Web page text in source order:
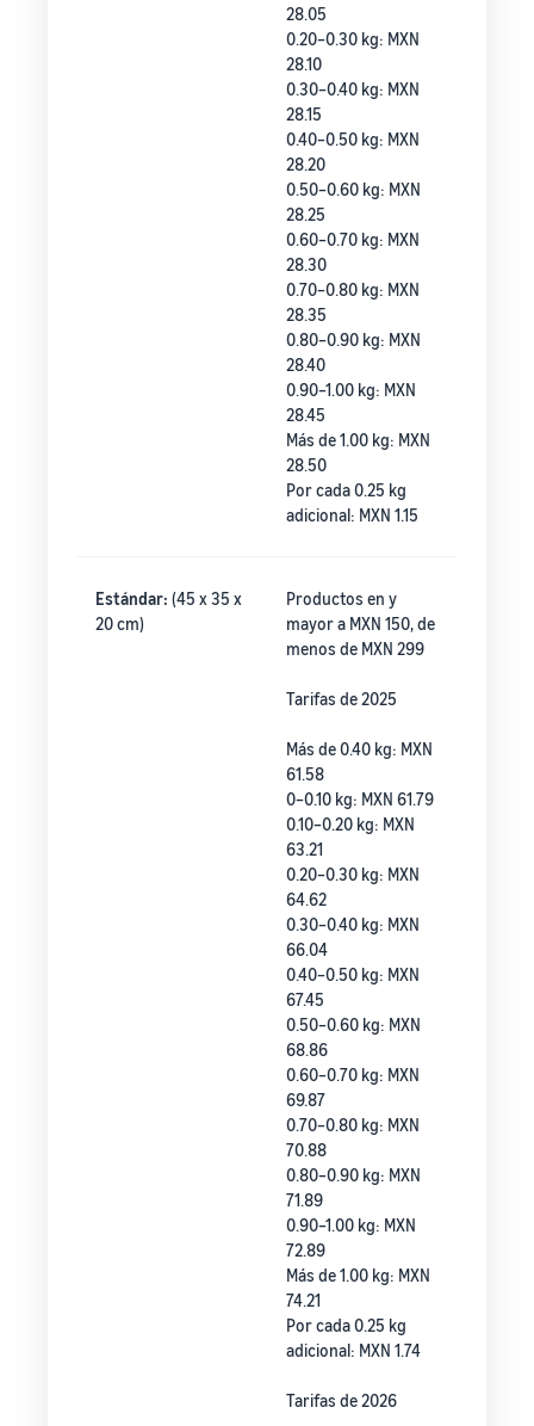
28.05
0.20–0.30 kg: MXN
28.10
0.30–0.40 kg: MXN
28.15
0.40–0.50 kg: MXN
28.20
0.50–0.60 kg: MXN
28.25
0.60–0.70 kg: MXN
28.30
0.70–0.80 kg: MXN
28.35
0.80–0.90 kg: MXN
28.40
0.90–1.00 kg: MXN
28.45
Más de 1.00 kg: MXN
28.50
Por cada 0.25 kg
adicional: MXN 1.15
Estándar: (45 x 35 x
20 cm)
Productos en y
mayor a MXN 150, de
menos de MXN 299
Tarifas de 2025
Más de 0.40 kg: MXN
61.58
0–0.10 kg: MXN 61.79
0.10–0.20 kg: MXN
63.21
0.20–0.30 kg: MXN
64.62
0.30–0.40 kg: MXN
66.04
0.40–0.50 kg: MXN
67.45
0.50–0.60 kg: MXN
68.86
0.60–0.70 kg: MXN
69.87
0.70–0.80 kg: MXN
70.88
0.80–0.90 kg: MXN
71.89
0.90–1.00 kg: MXN
72.89
Más de 1.00 kg: MXN
74.21
Por cada 0.25 kg
adicional: MXN 1.74
Tarifas de 2026